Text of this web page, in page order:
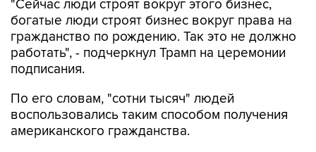
"Сейчас люди строят вокруг этого бизнес,
богатые люди строят бизнес вокруг права на
гражданство по рождению. Так это не должно
работать", - подчеркнул Трамп на церемонии
подписания.
По его словам, "сотни тысяч" людей
воспользовались таким способом получения
американского гражданства.